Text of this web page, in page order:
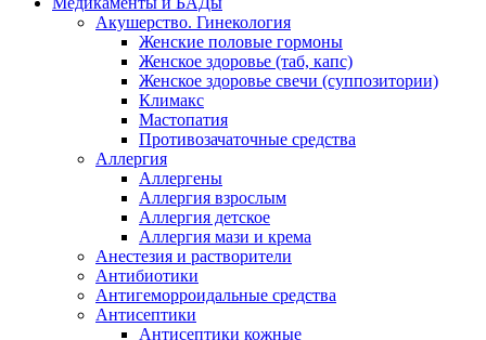
Акушерство. Гинекология
Женские половые гормоны
Женское здоровье (таб, капс)
Женское здоровье свечи (суппозитории)
Климакс
Мастопатия
Противозачаточные средства
Аллергия
Аллергены
Аллергия взрослым
Аллергия детское
Аллергия мази и крема
Анестезия и растворители
Антибиотики
Антигеморроидальные средства
Антисептики
Антисептики кожные